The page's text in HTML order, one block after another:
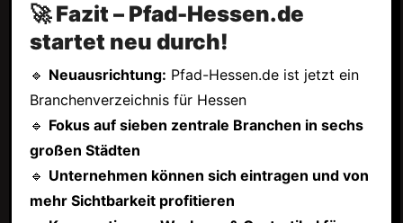
🚀 Fazit – Pfad-Hessen.de
startet neu durch!
🔹 Neuausrichtung: Pfad-Hessen.de ist jetzt ein
Branchenverzeichnis für Hessen
🔹 Fokus auf sieben zentrale Branchen in sechs
großen Städten
🔹 Unternehmen können sich eintragen und von
mehr Sichtbarkeit profitieren